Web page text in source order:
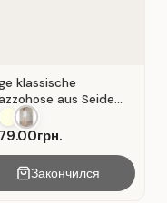
klassische
aus Seide
. Beige .
Закончился